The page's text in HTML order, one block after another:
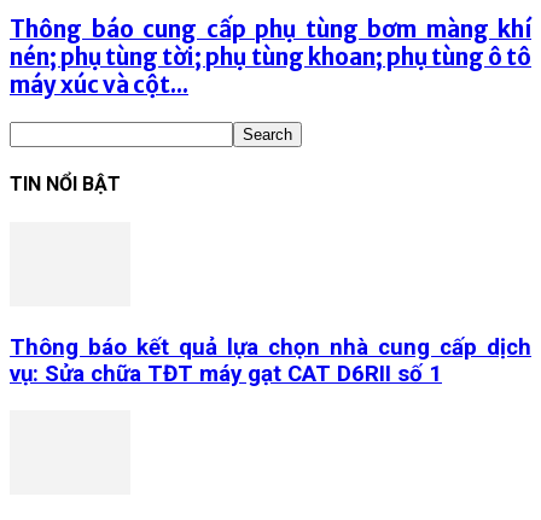
Thông báo cung cấp phụ tùng bơm màng khí
nén; phụ tùng tời; phụ tùng khoan; phụ tùng ô tô
máy xúc và cột...
TIN NỔI BẬT
Thông báo kết quả lựa chọn nhà cung cấp dịch
vụ: Sửa chữa TĐT máy gạt CAT D6RII số 1